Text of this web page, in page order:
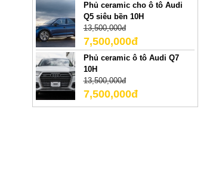
Phủ ceramic cho ô tô Audi
Q5 siêu bền 10H
13,500,000đ
7,500,000đ
Phủ ceramic ô tô Audi Q7
10H
13,500,000đ
7,500,000đ